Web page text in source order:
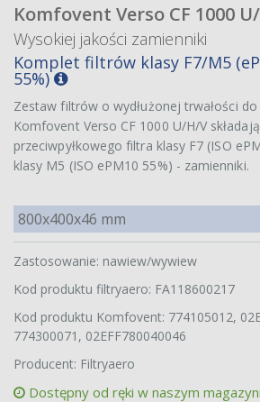
Komfovent Verso CF 1000
Wysokiej jakości zamienniki
Komplet filtrów klasy F7/M5
55%)
Zestaw filtrów o wydłużonej trwałości
Komfovent Verso CF 1000 U/H/V
przeciwpyłkowego filtra klasy F7 (ISO
klasy M5 (ISO ePM10 55%) - zamienniki.
800x400x46 mm
Zastosowanie: nawiew/wywiew
Kod produktu filtryaero: FA118600217
Kod produktu Komfovent: 774105012,
774300071, 02EFF780040046
Producent: Filtryaero
Dostępny od ręki w naszym